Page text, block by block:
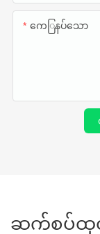
ကေြနပ်သော
ဆက်စပ်ထု